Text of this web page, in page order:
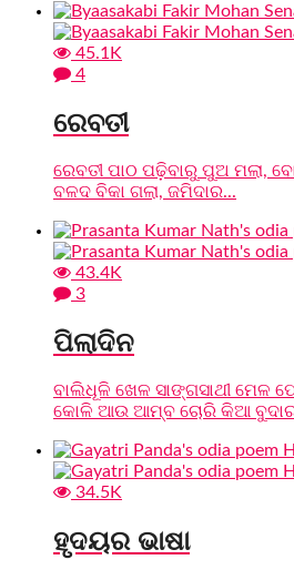
45.1K
4
ରେବତୀ
ରେବତୀ ପାଠ ପଢ଼ିବାରୁ ପୁଅ ମଲା,
ବଳଦ ବିକା ଗଲା, ଜମିଦାର...
43.4K
3
ପିଲାଦିନ
ବାଲିଧୂଳି ଖେଳ ସାଙ୍ଗସାଥୀ ମେଳ
କୋଳି ଆଉ ଆମ୍ବ ଚୋରି କିଆ
34.5K
ହୃଦୟର ଭାଷା